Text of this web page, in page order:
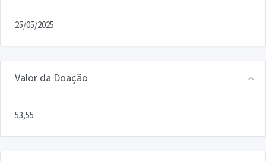
25/05/2025
Valor da Doação
53,55